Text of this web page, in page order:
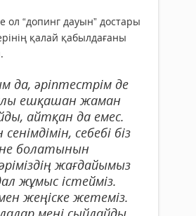
ол “допинг дауын” достары
қалай қабылдағаны
да, әріптестрім де
ешқашан жаман
айтқан да емес.
себебі біз
болатынын
жағдайымыз
жұмыс істейміз.
жеңіске жетеміз.